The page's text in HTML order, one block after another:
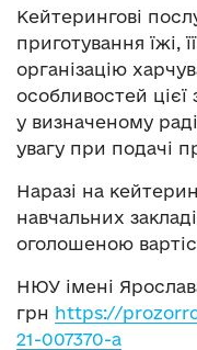
Кейтерингові
приготування їжі,
організацію
особливостей цієї
у визначеному
увагу при подачі
Наразі на
навчальних
оголошеною
НЮУ імені
грн https://
21-007370-a